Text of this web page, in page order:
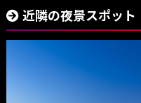
近隣の夜景スポット